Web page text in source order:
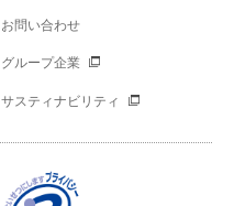
お問い合わせ
グループ企業
サスティナビリティ